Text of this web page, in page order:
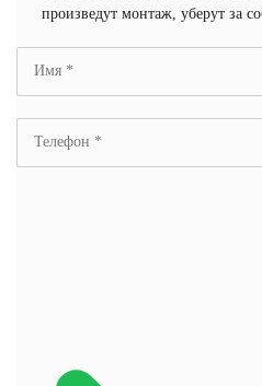
произведут монтаж, уберут за